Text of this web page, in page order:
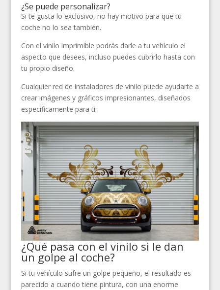
¿Se puede personalizar?​
Si te gusta lo exclusivo, no hay motivo para que tu
coche no lo sea también.
Con el vinilo imprimible podrás darle a tu vehículo el
aspecto que desees, incluso puedes cubrirlo hasta con
tu propio diseño.
Cualquier red de instaladores de vinilo puede ayudarte a
crear imágenes y gráficos impresionantes, diseñados
específicamente para ti.
¿Qué pasa con el vinilo si le dan
un golpe al coche?
Si tu vehículo sufre un golpe pequeño, el resultado es
parecido a cuando tiene pintura, con una enorme